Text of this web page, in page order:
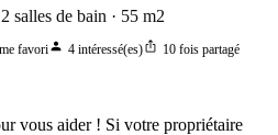
2 salles de bain 55 m2
favoriperson 4 intéressé(es)ios_share 10 fois partagé
vous aider ! Si votre propriétaire